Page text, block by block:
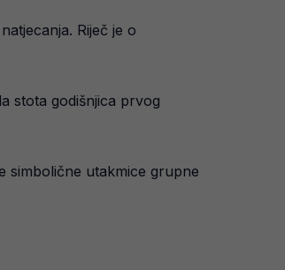
Riječ je o
stota godišnjica prvog
simbolične utakmice grupne